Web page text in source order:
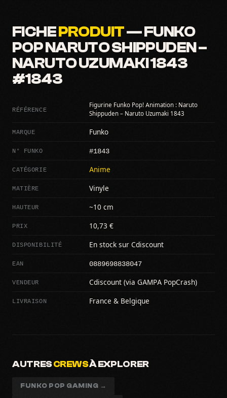
FICHEPRODUIT— FUNKO
POP NARUTO SHIPPUDEN –
NARUTO UZUMAKI 1843
#1843
RÉFÉRENCE
Figurine Funko Pop! Animation : Naruto
Shippuden – Naruto Uzumaki 1843
MARQUE Funko
N° FUNKO #1843
CATÉGORIE Anime
MATIÈRE Vinyle
HAUTEUR ~10 cm
PRIX 10,73 €
DISPONIBILITÉ En stock sur Cdiscount
EAN 0889698838047
VENDEUR Cdiscount (via GAMPA PopCrash)
LIVRAISON France & Belgique
AUTRESCREWSÀ EXPLORER
FUNKO POP GAMING →